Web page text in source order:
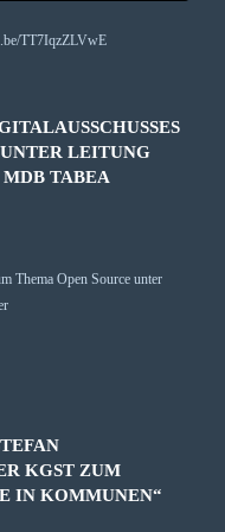
LEITUNG
TABEA
KGST ZUM
IN KOMMUNEN“